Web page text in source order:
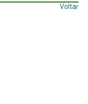
Voltar